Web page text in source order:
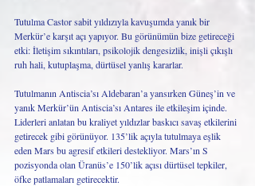
Tutulma Castor sabit yıldızıyla kavuşumda yanık bir
Merkür’e karşıt açı yapıyor. Bu görünümün bize getireceği
etki: İletişim sıkıntıları, psikolojik dengesizlik, inişli çıkışlı
ruh hali, kutuplaşma, dürtüsel yanlış kararlar.
Tutulmanın Antiscia’sı Aldebaran’a yansırken Güneş’in ve
yanık Merkür’ün Antiscia’sı Antares ile etkileşim içinde.
Liderleri anlatan bu kraliyet yıldızlar baskıcı savaş etkilerini
getirecek gibi görünüyor. 135’lik açıyla tutulmaya eşlik
eden Mars bu agresif etkileri destekliyor. Mars’ın S
pozisyonda olan Üranüs’e 150’lik açısı dürtüsel tepkiler,
öfke patlamaları getirecektir.